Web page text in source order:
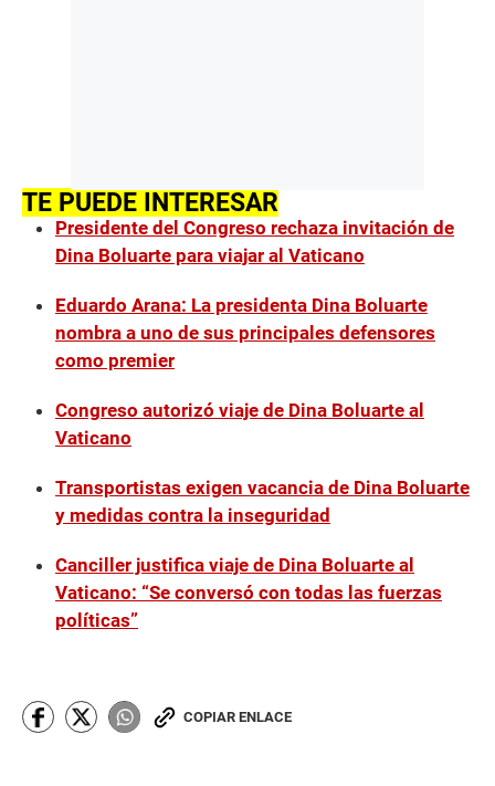
TE PUEDE INTERESAR
Presidente del Congreso rechaza invitación de
Dina Boluarte para viajar al Vaticano
Eduardo Arana: La presidenta Dina Boluarte
nombra a uno de sus principales defensores
como premier
Congreso autorizó viaje de Dina Boluarte al
Vaticano
Transportistas exigen vacancia de Dina Boluarte
y medidas contra la inseguridad
Canciller justifica viaje de Dina Boluarte al
Vaticano: “Se conversó con todas las fuerzas
políticas”
COPIAR ENLACE